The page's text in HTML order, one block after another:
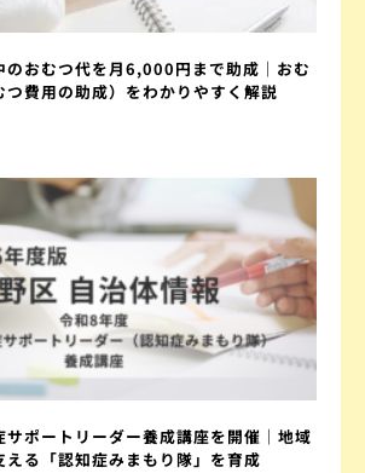
のおむつ代を月6,000円まで助成｜おむ
つ費用の助成）をわかりやすく解説
サポートリーダー養成講座を開催｜地域
える「認知症みまもり隊」を育成